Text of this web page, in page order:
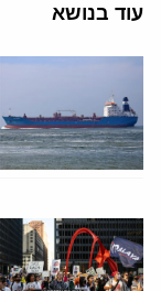
עוד בנושא